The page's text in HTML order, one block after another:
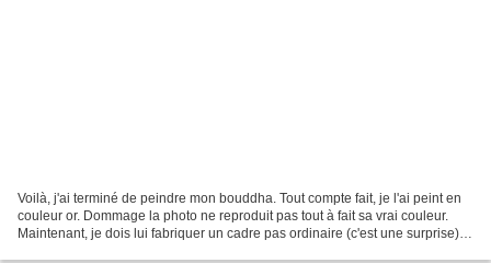
Voilà, j'ai terminé de peindre mon bouddha. Tout compte fait, je l'ai peint en
couleur or. Dommage la photo ne reproduit pas tout à fait sa vrai couleur.
Maintenant, je dois lui fabriquer un cadre pas ordinaire (c'est une surprise).